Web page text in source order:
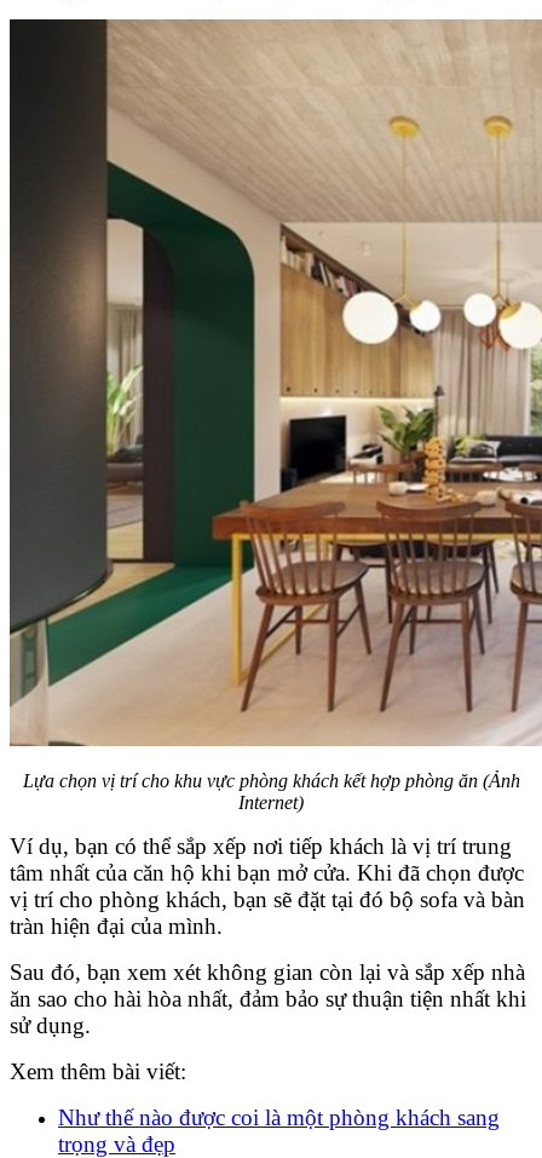
Lựa chọn vị trí cho khu vực phòng khách kết hợp phòng ăn (Ảnh
Internet)
Ví dụ, bạn có thể sắp xếp nơi tiếp khách là vị trí trung
tâm nhất của căn hộ khi bạn mở cửa. Khi đã chọn được
vị trí cho phòng khách, bạn sẽ đặt tại đó bộ sofa và bàn
tràn hiện đại của mình.
Sau đó, bạn xem xét không gian còn lại và sắp xếp nhà
ăn sao cho hài hòa nhất, đảm bảo sự thuận tiện nhất khi
sử dụng.
Xem thêm bài viết:
Như thế nào được coi là một phòng khách sang
trọng và đẹp